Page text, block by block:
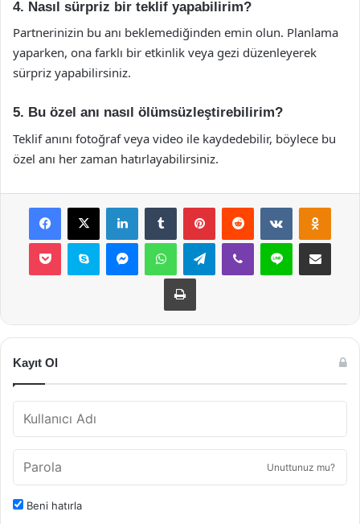
4. Nasıl sürpriz bir teklif yapabilirim?
Partnerinizin bu anı beklemediğinden emin olun. Planlama
yaparken, ona farklı bir etkinlik veya gezi düzenleyerek
sürpriz yapabilirsiniz.
5. Bu özel anı nasıl ölümsüzleştirebilirim?
Teklif anını fotoğraf veya video ile kaydedebilir, böylece bu
özel anı her zaman hatırlayabilirsiniz.
Facebook
X LinkedInTumblr PinterestReddit VKontakte
Pocket Skype MessengerWhatsAppTelegramViber Line E-Posta ile
Yazdır
Kayıt Ol
Unuttunuz mu?
Beni hatırla